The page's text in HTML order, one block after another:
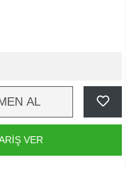
AL
VER